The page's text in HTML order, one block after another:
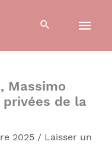
Massimo
de la
2025 / Laisser un